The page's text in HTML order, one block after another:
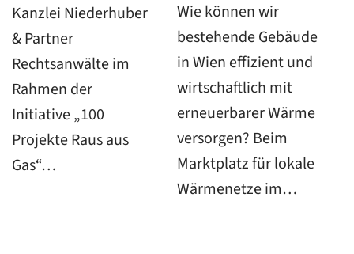
Kanzlei Niederhuber
& Partner
Rechtsanwälte im
Rahmen der
Initiative „100
Projekte Raus aus
Gas“…
Wie können wir
bestehende Gebäude
in Wien effizient und
wirtschaftlich mit
erneuerbarer Wärme
versorgen? Beim
Marktplatz für lokale
Wärmenetze im…